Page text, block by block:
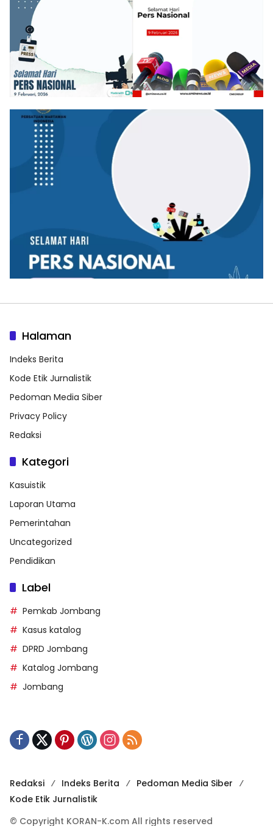
Halaman
Indeks Berita
Kode Etik Jurnalistik
Pedoman Media Siber
Privacy Policy
Redaksi
Kategori
Kasuistik
Laporan Utama
Pemerintahan
Uncategorized
Pendidikan
Label
Pemkab Jombang
Kasus katalog
DPRD Jombang
Katalog Jombang
Jombang
Redaksi Indeks Berita
Pedoman Media Siber
Kode Etik Jurnalistik
© Copyright KORAN-K.com All rights reserved